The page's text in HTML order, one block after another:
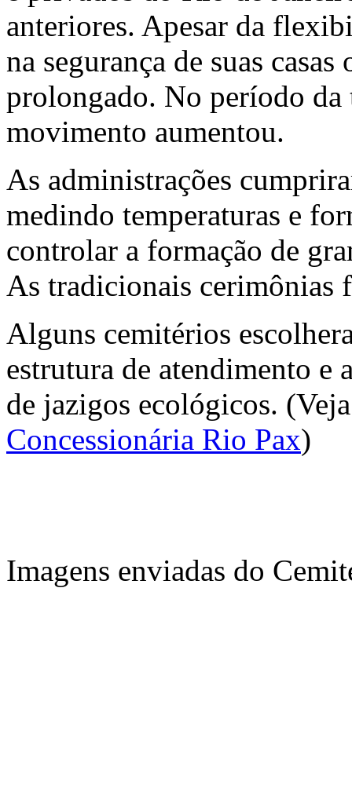
anteriores. Apesar da
na segurança de suas
prolongado. No período da
movimento aumentou.
As administrações
medindo temperaturas e
controlar a formação de
As tradicionais cerimônias
Alguns cemitérios
estrutura de atendimento e
de jazigos ecológicos.
Concessionária Rio Pax)
Imagens enviadas do